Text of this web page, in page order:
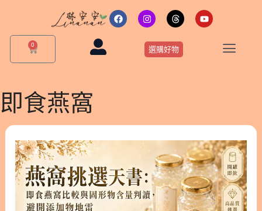
容
F
a
c
I
n
s
t
a
g
T
h
r
e
a
d
Y
o
u
0
購
物
籃
選購好物
即食燕窩
窩
挑
選